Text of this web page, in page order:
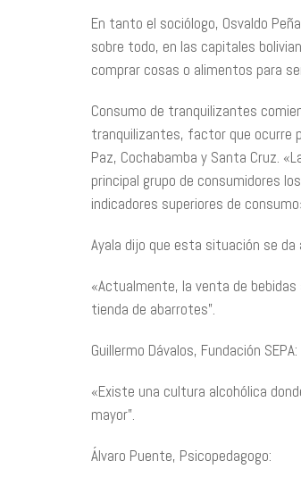
En tanto el sociólogo, Osvaldo
sobre todo, en las capitales
comprar cosas o alimentos para
Consumo de tranquilizantes
tranquilizantes, factor que ocurre
Paz, Cochabamba y Santa Cruz.
principal grupo de consumidores
indicadores superiores de
Ayala dijo que esta situación se
«Actualmente, la venta de
tienda de abarrotes”.
Guillermo Dávalos, Fundación SEPA:
«Existe una cultura alcohólica
mayor”.
Álvaro Puente, Psicopedagogo: